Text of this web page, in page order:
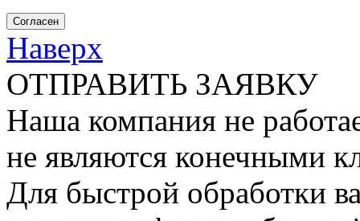
Согласен
Наверх
ОТПРАВИТЬ ЗАЯВКУ
Наша компания не
не являются конечными
Для быстрой обработки